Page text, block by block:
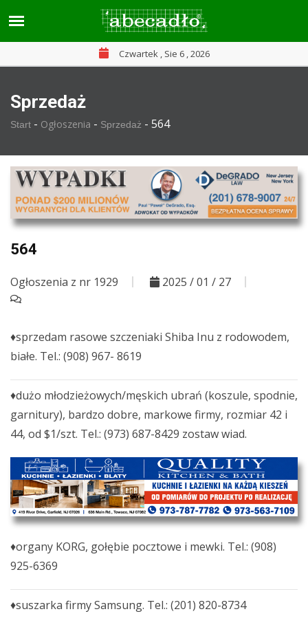
Czwartek , Sie 6 , 2026
Sprzedaż
Start - Ogłoszenia - Sprzedaż - 564
564
Ogłoszenia z nr 1929 2025 / 01 / 27
♦sprzedam rasowe szczeniaki Shiba Inu z rodowodem,
białe. Tel.: (908) 967- 8619
♦dużo młodzieżowych/męskich ubrań (koszule, spodnie,
garnitury), bardzo dobre, markowe firmy, rozmiar 42 i
44, od $1/szt. Tel.: (973) 687-8429 zostaw wiad.
♦organy KORG, gołębie pocztowe i mewki. Tel.: (908)
925-6369
♦suszarka firmy Samsung. Tel.: (201) 820-8734